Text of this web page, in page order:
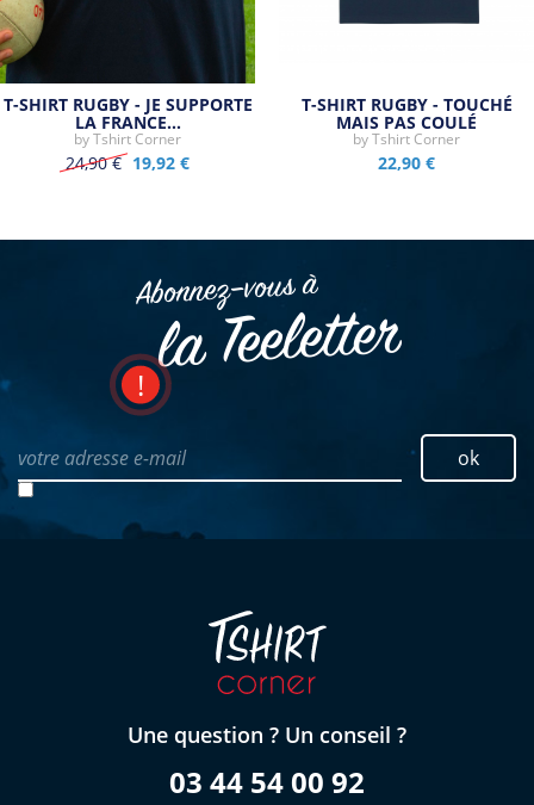
T-SHIRT RUGBY - JE SUPPORTE
LA FRANCE…
byTshirt Corner
24,90 € 19,92 €
T-SHIRT RUGBY - TOUCHÉ
MAIS PAS COULÉ
byTshirt Corner
22,90 €
Abonnez–vous à
la Teeletter
votre adresse e-mail ok
Une question ? Un conseil ?
03 44 54 00 92